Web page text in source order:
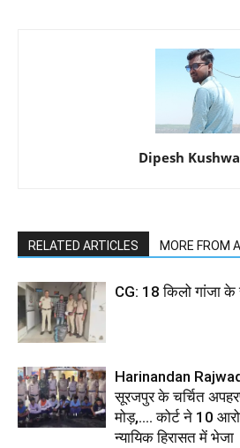
Dipesh
RELATED ARTICLES MORE FROM
CG: 18 किलो गांजा के
Harinandan
सूरजपुर के चर्चित
मोड़,.... कोर्ट ने 10
न्यायिक हिरासत में भेजा